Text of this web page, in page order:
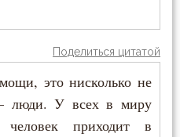
Поделиться цитатой
это нисколько не
люди. У всех в миру
человек приходит в